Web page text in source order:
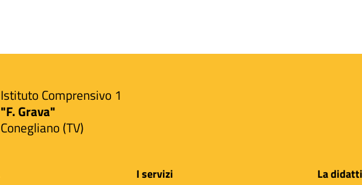
Istituto Comprensivo 1
"F. Grava"
Conegliano (TV)
I servizi La